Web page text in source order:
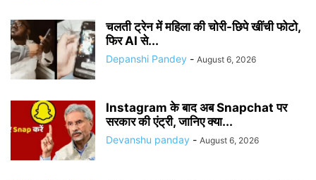
चलती ट्रेन में महिला की चोरी-छिपे खींची फोटो,
फिर AI से...
Depanshi Pandey - August 6, 2026
Instagram के बाद अब Snapchat पर
सरकार की एंट्री, जानिए क्या...
Devanshu panday - August 6, 2026